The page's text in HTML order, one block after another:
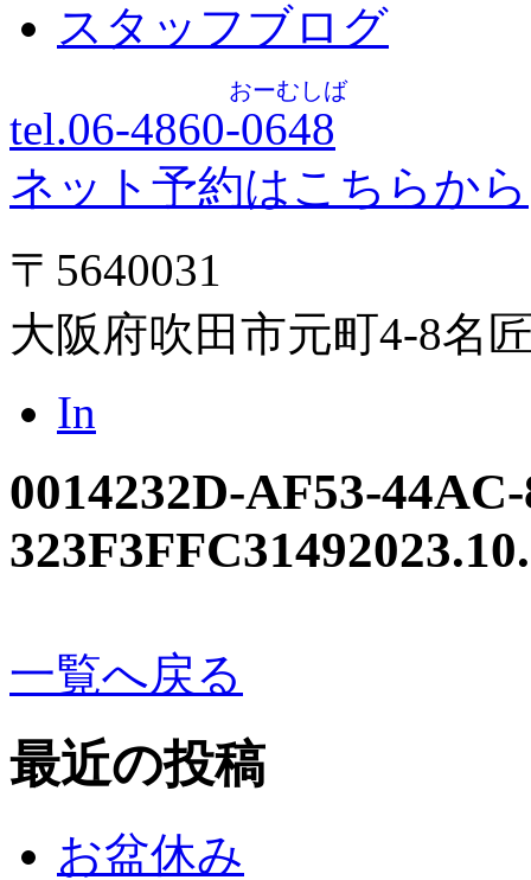
スタッフブログ
tel.06-4860-0648
おーむしば
ネット予約はこちらから
〒5640031
大阪府吹田市元町4-8名
In
0014232D-AF53-
323F3FFC3149
一覧へ戻る
最近の投稿
お盆休み